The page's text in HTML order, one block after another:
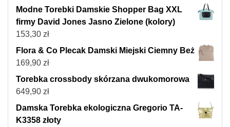
Modne Torebki Damskie Shopper Bag XXL
firmy David Jones Jasno Zielone (kolory)
153,30 zł
Flora & Co Plecak Damski Miejski Ciemny Beż
169,90 zł
Torebka crossbody skórzana dwukomorowa
649,90 zł
Damska Torebka ekologiczna Gregorio TA-
K3358 złoty